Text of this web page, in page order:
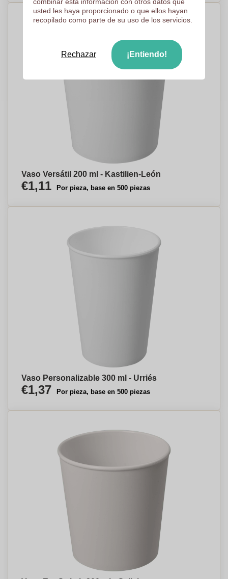
Vaso Versátil 200 ml - Kastilien-León
€1,11 Por pieza, base en 500 piezas
Vaso Personalizable 300 ml - Urriés
€1,37 Por pieza, base en 500 piezas
usted les haya proporcionado o que ellos hayan
recopilado como parte de su uso de los servicios.
Rechazar ¡Entiendo!